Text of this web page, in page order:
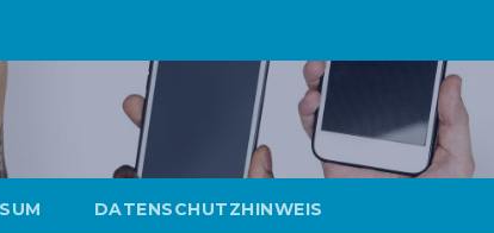
DATENSCHUTZHINWEIS